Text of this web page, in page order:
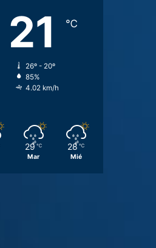
21 ℃
26º - 20º
85%
4.02 km/h
29 ℃
Mar
28 ℃
Mié